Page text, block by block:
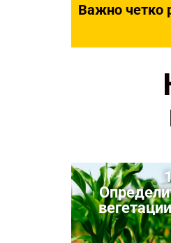
Важно четко